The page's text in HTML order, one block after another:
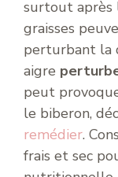
surtout après
graisses
perturbant la
aigre
peut
le biberon,
remédier.
frais et sec